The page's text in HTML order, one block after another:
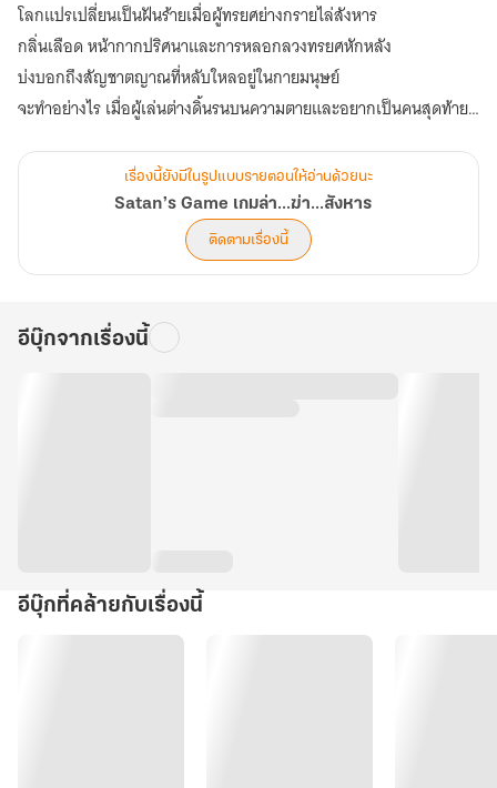
โลกแปรเปลี่ยนเป็นฝันร้ายเมื่อผู้ทรยศย่างกรายไล่สังหาร
กลิ่นเลือด หน้ากากปริศนาและการหลอกลวงทรยศหักหลัง
บ่งบอกถึงสัญชาตญาณที่หลับใหลอยู่ในกายมนุษย์
จะทำอย่างไร เมื่อผู้เล่นต่างดิ้นรนบนความตายและอยากเป็นคนสุดท้ายที่
คนแปดคน กับหนึ่งเกมไล่ล่าตามหาผู้ทรยศ...
‘ไม่ต้องสนว่าฉันเป็นใคร แต่จงระวังชีวิตของพวกแกทุกคนไว้
เพราะว่าฉันมีหลักฐานของเรื่องเมื่อสามปีก่อนแล้ว
เรื่องนี้ยังมีในรูปแบบรายตอนให้อ่านด้วยนะ
Satan’s Game เกมล่า...ฆ่า...สังหาร
ติดตามเรื่องนี้
อีบุ๊กจากเรื่องนี้
อีบุ๊กที่คล้ายกับเรื่องนี้